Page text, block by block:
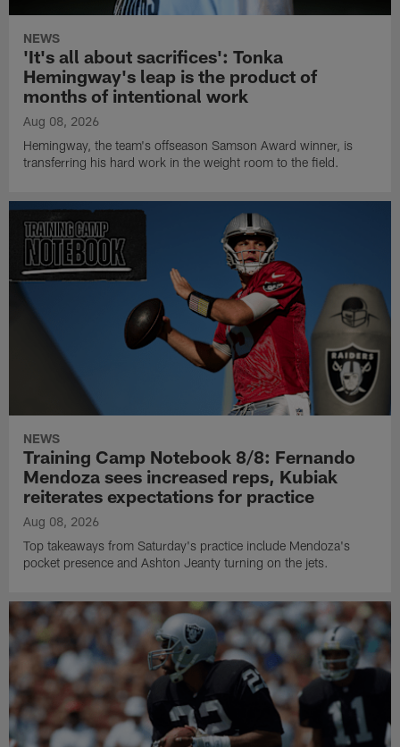
NEWS
'It's all about sacrifices': Tonka
Hemingway's leap is the product of
months of intentional work
Aug 08, 2026
Hemingway, the team's offseason Samson Award winner, is
transferring his hard work in the weight room to the field.
NEWS
Training Camp Notebook 8/8: Fernando
Mendoza sees increased reps, Kubiak
reiterates expectations for practice
Aug 08, 2026
Top takeaways from Saturday's practice include Mendoza's
pocket presence and Ashton Jeanty turning on the jets.